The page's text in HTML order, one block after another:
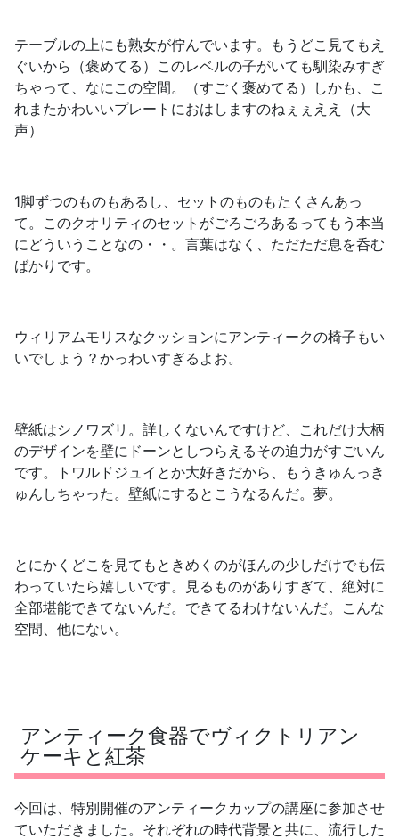
テーブルの上にも熟女が佇んでいます。もうどこ見てもえ
ぐいから（褒めてる）このレベルの子がいても馴染みすぎ
ちゃって、なにこの空間。（すごく褒めてる）しかも、こ
れまたかわいいプレートにおはしますのねぇぇええ（大
声）
1脚ずつのものもあるし、セットのものもたくさんあっ
て。このクオリティのセットがごろごろあるってもう本当
にどういうことなの・・。言葉はなく、ただただ息を呑む
ばかりです。
ウィリアムモリスなクッションにアンティークの椅子もい
いでしょう？かっわいすぎるよお。
壁紙はシノワズリ。詳しくないんですけど、これだけ大柄
のデザインを壁にドーンとしつらえるその迫力がすごいん
です。トワルドジュイとか大好きだから、もうきゅんっき
ゅんしちゃった。壁紙にするとこうなるんだ。夢。
とにかくどこを見てもときめくのがほんの少しだけでも伝
わっていたら嬉しいです。見るものがありすぎて、絶対に
全部堪能できてないんだ。できてるわけないんだ。こんな
空間、他にない。
アンティーク食器でヴィクトリアン
ケーキと紅茶
今回は、特別開催のアンティークカップの講座に参加させ
ていただきました。それぞれの時代背景と共に、流行した